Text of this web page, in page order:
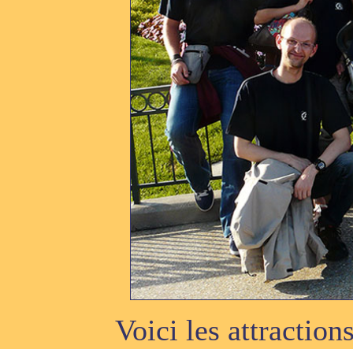
Voici les